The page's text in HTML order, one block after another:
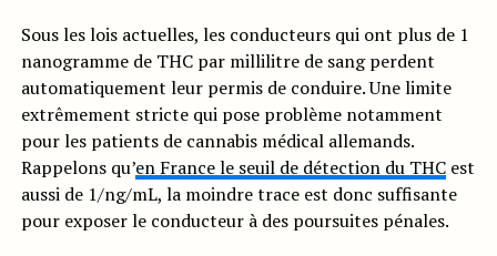
Sous les lois actuelles, les conducteurs qui ont plus de 1
nanogramme de THC par millilitre de sang perdent
automatiquement leur permis de conduire. Une limite
extrêmement stricte qui pose problème notamment
pour les patients de cannabis médical allemands.
Rappelons qu’en France le seuil de détection du THCest
aussi de 1/ng/mL, la moindre trace est donc suffisante
pour exposer le conducteur à des poursuites pénales.